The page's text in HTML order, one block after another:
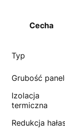
Cecha
Typ
Grubość
Izolacja
termiczna
Redukcja